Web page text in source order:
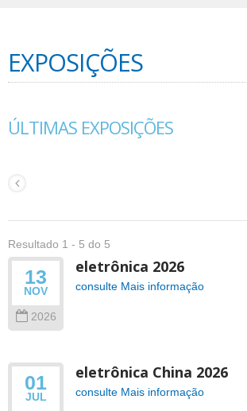
EXPOSIÇÕES
ÚLTIMAS EXPOSIÇÕES
Resultado 1 - 5 do 5
13
NOV
2026
eletrônica 2026
consulte Mais informação
01
JUL
eletrônica China 2026
consulte Mais informação